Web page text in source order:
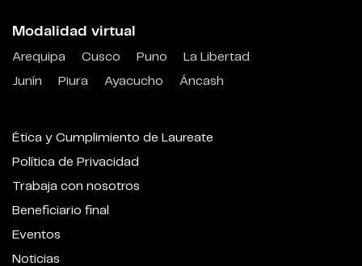
Modalidad virtual
Arequipa Cusco Puno
La Libertad
Junín
Piura Ayacucho Áncash
Ética y Cumplimiento de Laureate
Política de Privacidad
Trabaja con nosotros
Beneficiario final
Eventos
Noticias